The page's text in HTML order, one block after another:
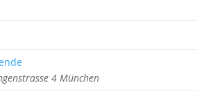
4 München